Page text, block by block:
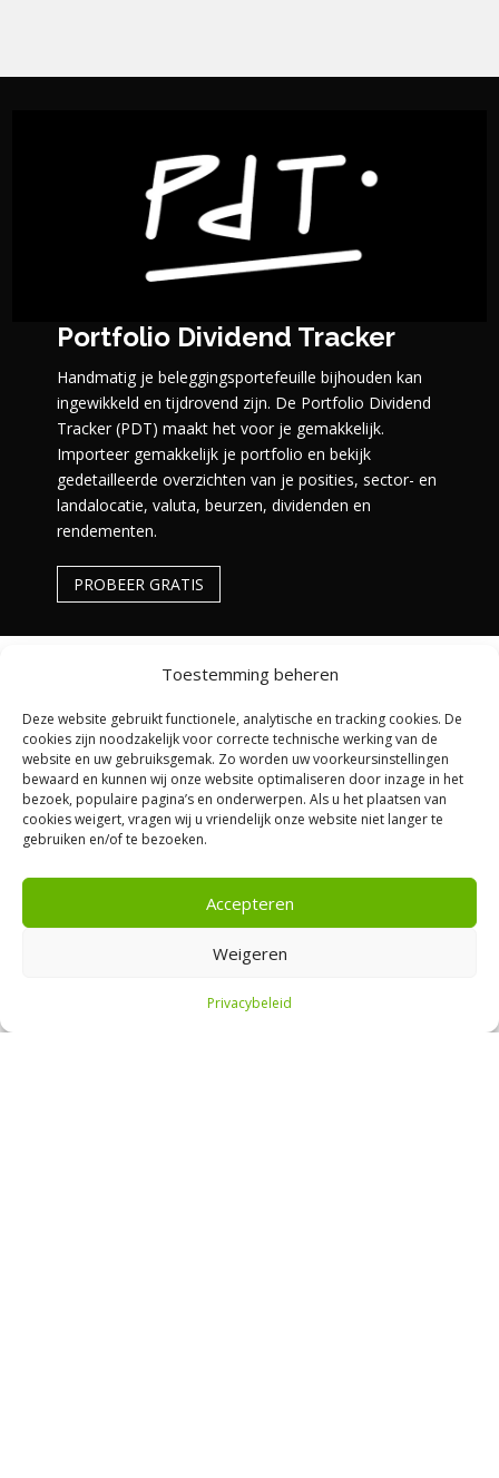
Toestemming beheren
Deze website gebruikt functionele, analytische en tracking cookies. De
cookies zijn noodzakelijk voor correcte technische werking van de
website en uw gebruiksgemak. Zo worden uw voorkeursinstellingen
bewaard en kunnen wij onze website optimaliseren door inzage in het
bezoek, populaire pagina’s en onderwerpen. Als u het plaatsen van
cookies weigert, vragen wij u vriendelijk onze website niet langer te
gebruiken en/of te bezoeken.
Accepteren
Weigeren
Privacybeleid
Portfolio Dividend Tracker
Handmatig je beleggingsportefeuille bijhouden kan
ingewikkeld en tijdrovend zijn. De Portfolio Dividend
Tracker (PDT) maakt het voor je gemakkelijk.
Importeer gemakkelijk je portfolio en bekijk
gedetailleerde overzichten van je posities, sector- en
landalocatie, valuta, beurzen, dividenden en
rendementen.
PROBEER GRATIS
De content op Beursbelegger is enkel bedoeld voor
educatieve en amusementsdoeleinden. Het is geen
inleg kan minder waard worden.
Copyright © 2026 | Beursbelegger.nl